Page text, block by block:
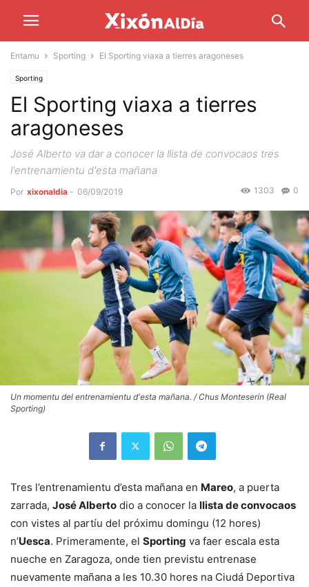
Entamu Sporting El Sporting viaxa a tierres aragoneses
Sporting
El Sporting viaxa a tierres
aragoneses
José Alberto va dar a conocer la llista de convocaos tres
l'entrenamientu d'esta mañana
Por xixonaldia - 06/09/2019 0
1303
Un momentu del entrenamientu d'esta mañana. / Chus Monteserín (Real
Sporting)
Tres l’entrenamientu d’esta mañana en Mareo, a puerta
zarrada, José Alberto dio a conocer la llista de convocaos
con vistes al partíu del próximu domingu (12 hores)
n’Uesca. Primeramente, el Sporting va faer escala esta
nueche en Zaragoza, onde tien previstu entrenase
nuevamente mañana a les 10.30 hores na Ciudá Deportiva